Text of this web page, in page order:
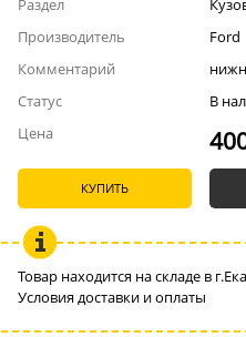
Раздел
Производитель
Ford
Комментарий
Статус
В
Цена
КУПИТЬ
Товар находится на складе в
Условия доставки и оплаты